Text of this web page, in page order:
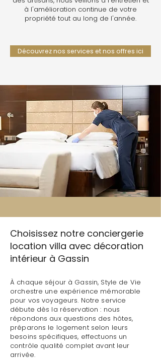
à l'amélioration continue de votre
propriété tout au long de l'année.
Découvrez nos services et nos offres ici
Choisissez notre conciergerie
location villa avec décoration
intérieur à Gassin
À chaque séjour à Gassin, Style de Vie
orchestre une expérience mémorable
pour vos voyageurs. Notre service
débute dès la réservation : nous
répondons aux questions des hôtes,
préparons le logement selon leurs
besoins spécifiques, effectuons un
contrôle qualité complet avant leur
arrivée.